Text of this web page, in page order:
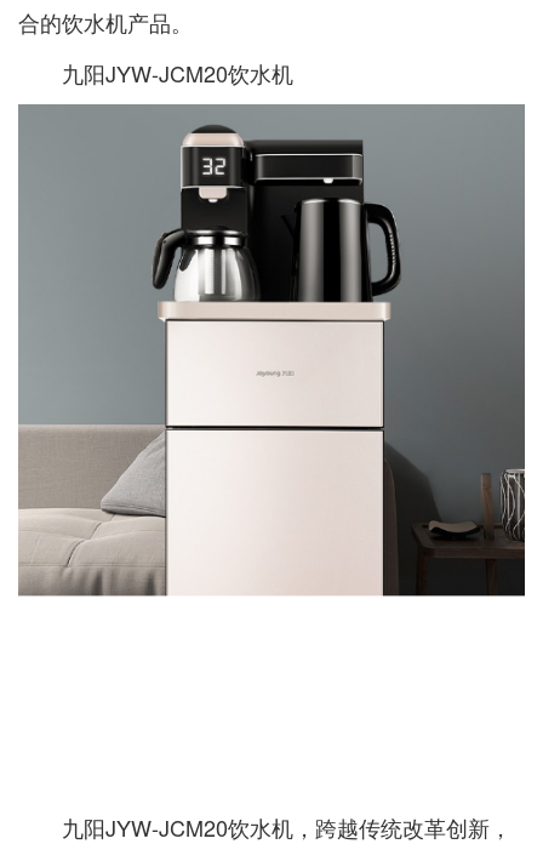
合的饮水机产品。
九阳JYW-JCM20饮水机
九阳JYW-JCM20饮水机，跨越传统改革创新，